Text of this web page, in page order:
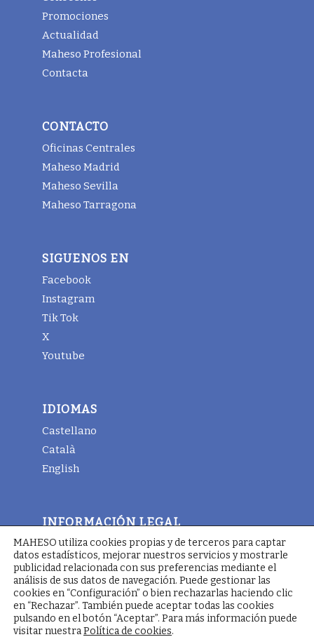
Promociones
Actualidad
Maheso Profesional
Contacta
CONTACTO
Oficinas Centrales
Maheso Madrid
Maheso Sevilla
Maheso Tarragona
SIGUENOS EN
Facebook
Instagram
Tik Tok
X
Youtube
IDIOMAS
Castellano
Català
English
INFORMACIÓN LEGAL
Aviso legal
Términos y condiciones generales
Política de cookies
© Copyright - Maheso 2025 - Web designed by
MAHESO utiliza cookies propias y de terceros para captar
datos estadísticos, mejorar nuestros servicios y mostrarle
publicidad relacionada con sus preferencias mediante el
análisis de sus datos de navegación. Puede gestionar las
cookies en “Configuración” o bien rechazarlas haciendo clic
en “Rechazar”. También puede aceptar todas las cookies
pulsando en el botón “Aceptar”. Para más información puede
visitar nuestraPolítica de cookies.